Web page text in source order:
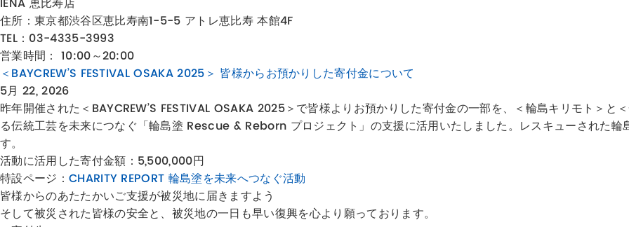
住所：東京都渋谷区恵比寿南1-5-5 アトレ恵比寿 本館4F
TEL：03-4335-3993
営業時間： 10:00～20:00
＜BAYCREW’S FESTIVAL OSAKA 2025＞ 皆様からお預かりした寄付金について
5月 22, 2026
昨年開催された＜BAYCREW’S FESTIVAL OSAKA 2025＞で皆様よりお預かりした寄付金の一部を、＜輪島キリモト＞
る伝統工芸を未来につなぐ「輪島塗 Rescue & Reborn プロジェクト」の支援に活用いたしました。レスキューされた輪
す。
活動に活用した寄付金額：5,500,000円
特設ページ： CHARITY REPORT 輪島塗を未来へつなぐ活動
皆様からのあたたかいご支援が被災地に届きますよう
そして被災された皆様の安全と、被災地の一日も早い復興を心より願っております。